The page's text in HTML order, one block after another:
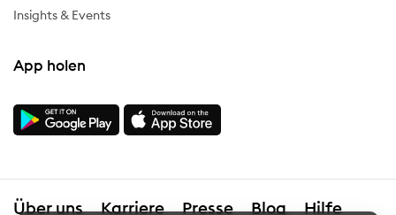
Insights & Events
App holen
Über uns Karriere Presse Blog Hilfe